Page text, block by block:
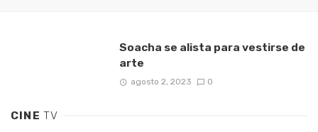
Soacha se alista para vestirse de
arte
agosto 2, 2023 0
CINETV